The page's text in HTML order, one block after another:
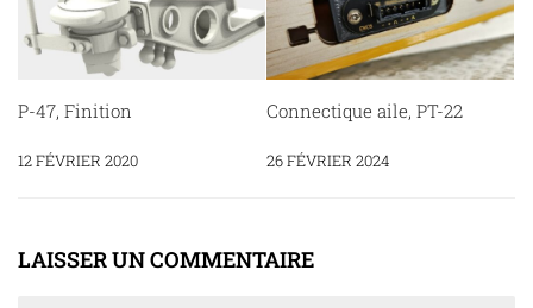
P-47, Finition
12 FÉVRIER 2020
Connectique aile, PT-22
26 FÉVRIER 2024
LAISSER UN COMMENTAIRE